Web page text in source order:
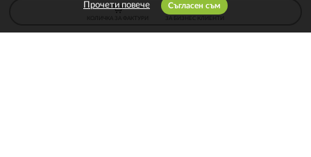
Прочети повече Съгласен съм